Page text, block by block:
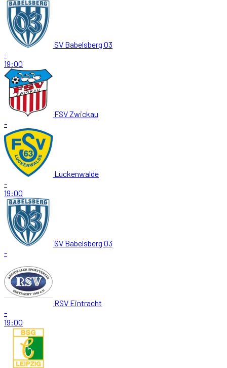
SV Babelsberg 03
-
19:00
FSV Zwickau
-
Luckenwalde
-
19:00
SV Babelsberg 03
-
RSV Eintracht
-
19:00